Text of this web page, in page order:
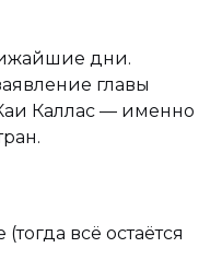
дни.
главы
Каллас — именно
всё остаётся